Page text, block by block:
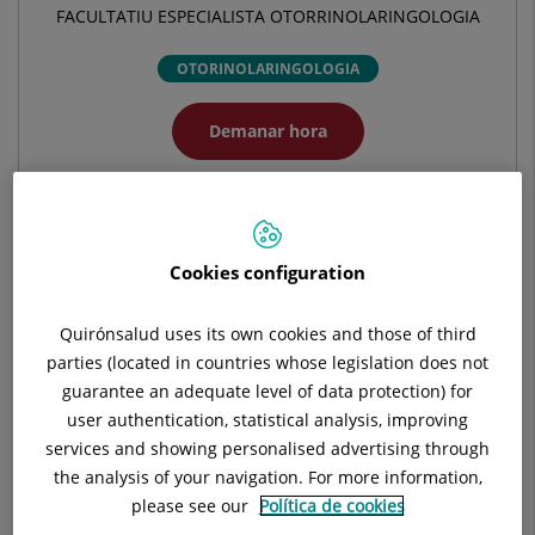
FACULTATIU ESPECIALISTA OTORRINOLARINGOLOGIA
OTORINOLARINGOLOGIA
Demanar hora
Demana cita amb aquest professional en altres
Hospital Universitari General de Catalunya
C/ Pedro i Pons, 1
08190 Sant Cugat del Vallés Barcelona
935 656 000
Cookies configuration
Quirónsalud uses its own cookies and those of third
parties (located in countries whose legislation does not
guarantee an adequate level of data protection) for
user authentication, statistical analysis, improving
services and showing personalised advertising through
the analysis of your navigation. For more information,
please see our Política de cookies